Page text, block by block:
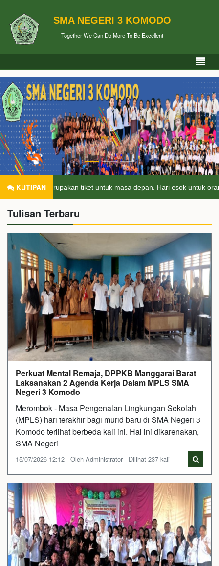
SMA NEGERI 3 KOMODO
Together We Can Do More To Be Excellent
KUTIPAN
merupakan tiket untuk masa depan. Hari esok untuk orang-orang
Tulisan Terbaru
Perkuat Mental Remaja, DPPKB Manggarai Barat
Laksanakan 2 Agenda Kerja Dalam MPLS SMA
Negeri 3 Komodo
Merombok - Masa Pengenalan Lingkungan Sekolah
(MPLS) hari terakhir bagi murid baru di SMA Negeri 3
Komodo terlihat berbeda kali ini. Hal ini dikarenakan,
SMA Negeri
15/07/2026 12:12 - Oleh Administrator - Dilihat 237 kali